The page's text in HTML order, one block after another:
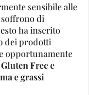
sensibile alle
di
ha inserito
dei prodotti
opportunamente
Free e
e grassi